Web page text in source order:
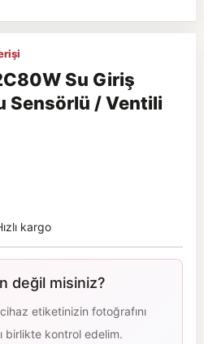
Su Giriş
Sensörlü / Ventili
kargo
değil misiniz?
etiketinizin fotoğrafını
birlikte kontrol edelim.